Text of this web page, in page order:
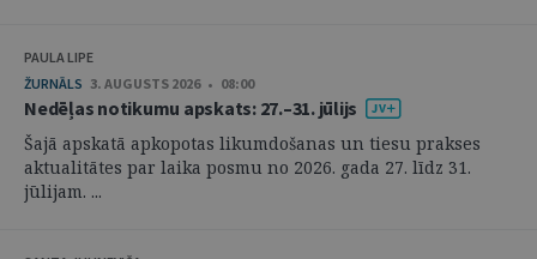
PAULA LIPE
ŽURNĀLS 3. AUGUSTS 2026 • 08:00
Nedēļas notikumu apskats: 27.–31. jūlijs
Šajā apskatā apkopotas likumdošanas un tiesu prakses
aktualitātes par laika posmu no 2026. gada 27. līdz 31.
jūlijam. ...